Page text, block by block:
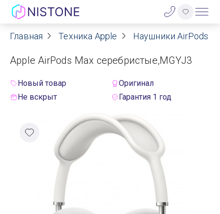
Акции
О нас
Договор оферты
Реквизиты
Контакты
Гарантия
Главная Техника Apple Наушники AirPods
Apple AirPods Max серебристые,MGYJ3
Новый товар
Оригинал
Не вскрыт
Гарантия 1 год